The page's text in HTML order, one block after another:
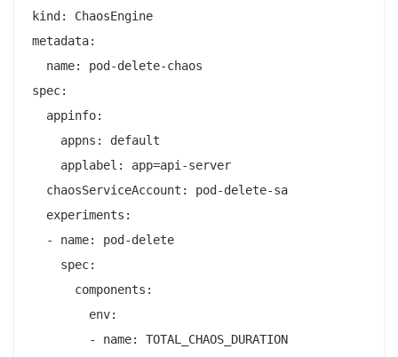
kind: ChaosEngine
metadata:
  name: pod-delete-chaos
spec:
  appinfo:
    appns: default
    applabel: app=api-server
  chaosServiceAccount: pod-delete-sa
  experiments:
  - name: pod-delete
    spec:
      components:
        env:
        - name: TOTAL_CHAOS_DURATION